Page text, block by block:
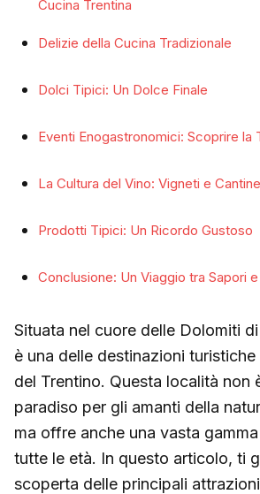
Cucina Trentina
Delizie della Cucina Tradizionale
Dolci Tipici: Un Dolce Finale
Eventi Enogastronomici: Scoprire la
La Cultura del Vino: Vigneti e Cantine
Prodotti Tipici: Un Ricordo Gustoso
Conclusione: Un Viaggio tra Sapori
Situata nel cuore delle Dolomiti
è una delle destinazioni
del Trentino. Questa località non
paradiso per gli amanti della
ma offre anche una vasta
tutte le età. In questo articolo, ti
scoperta delle principali